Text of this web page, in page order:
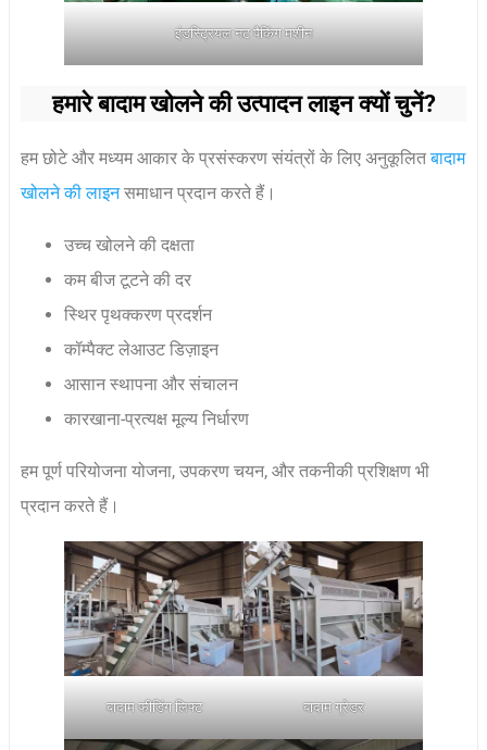
इंडस्ट्रियल नट पैकिंग मशीन
हमारे बादाम खोलने की उत्पादन लाइन क्यों चुनें?
हम छोटे और मध्यम आकार के प्रसंस्करण संयंत्रों के लिए अनुकूलितबादाम
खोलने की लाइनसमाधान प्रदान करते हैं।
उच्च खोलने की दक्षता
कम बीज टूटने की दर
स्थिर पृथक्करण प्रदर्शन
कॉम्पैक्ट लेआउट डिज़ाइन
आसान स्थापना और संचालन
कारखाना-प्रत्यक्ष मूल्य निर्धारण
हम पूर्ण परियोजना योजना, उपकरण चयन, और तकनीकी प्रशिक्षण भी
प्रदान करते हैं।
बादाम फीडिंग लिफ्ट बादाम ग्रेडर